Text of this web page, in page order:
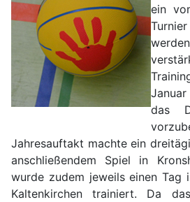
ein
das
Jahresauftakt machte ein
anschließendem Spiel in
wurde zudem jeweils einen Tag
Kaltenkirchen trainiert. Da